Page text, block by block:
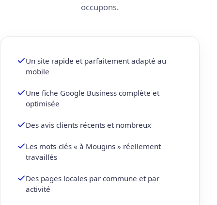
occupons.
Un site rapide et parfaitement adapté au
mobile
Une fiche Google Business complète et
optimisée
Des avis clients récents et nombreux
Les mots-clés « à Mougins » réellement
travaillés
Des pages locales par commune et par
activité